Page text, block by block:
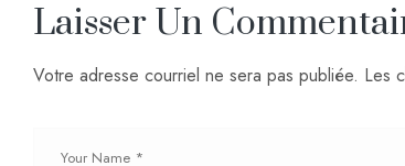
Laisser Un
Votre adresse courriel ne sera pas publiée. Les